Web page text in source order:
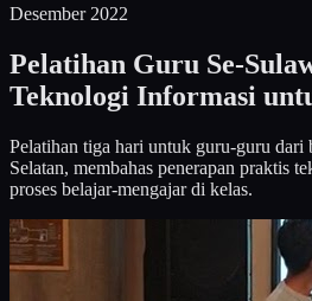
Desember 2022
Pelatihan Guru Se-
Teknologi Informasi
Pelatihan tiga hari untuk guru-guru dari
Selatan, membahas penerapan praktis
proses belajar-mengajar di kelas.